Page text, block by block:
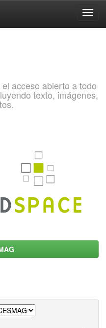
acceso abierto a todo
texto, imágenes,